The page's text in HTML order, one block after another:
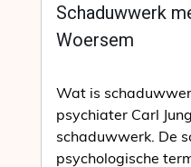
Schaduwwerk
Woersem
Wat is
psychiater Carl
schaduwwerk. De
psychologische